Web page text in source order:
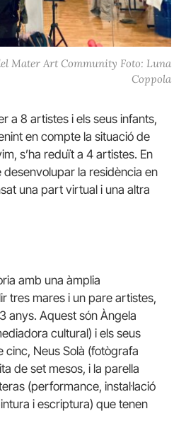
Mater Art Community Foto: Luna
Coppola
a 8 artistes i els seus infants,
en compte la situació de
s’ha reduït a 4 artistes. En
desenvolupar la residència en
una part virtual i una altra
amb una àmplia
tres mares i un pare artistes,
anys. Aquest són Àngela
cultural) i els seus
cinc, Neus Solà (fotògrafa
de set mesos, i la parella
(performance, instal·lació
i escriptura) que tenen